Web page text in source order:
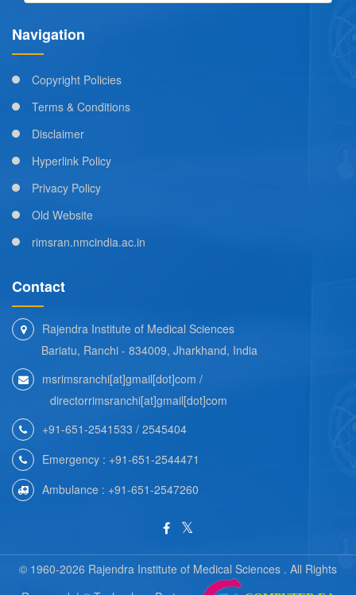
Navigation
Copyright Policies
Terms & Conditions
Disclaimer
Hyperlink Policy
Privacy Policy
Old Website
rimsran.nmcindia.ac.in
Contact
Rajendra Institute of Medical Sciences
Bariatu, Ranchi - 834009, Jharkhand, India
msrimsranchi[at]gmail[dot]com /
directorrimsranchi[at]gmail[dot]com
+91-651-2541533 / 2545404
Emergency : +91-651-2544471
Ambulance : +91-651-2547260
© 1960-2026 Rajendra Institute of Medical Sciences . All Rights